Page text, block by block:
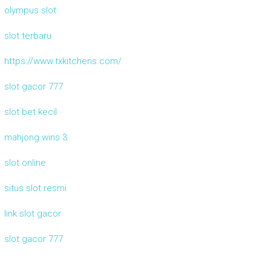
olympus slot
slot terbaru
https://www.txkitchens.com/
slot gacor 777
slot bet kecil
mahjong wins 3
slot online
situs slot resmi
link slot gacor
slot gacor 777